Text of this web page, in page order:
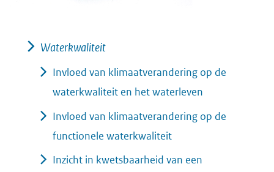
Waterkwaliteit
Invloed van klimaatverandering op de
waterkwaliteit en het waterleven
Invloed van klimaatverandering op de
functionele waterkwaliteit
Inzicht in kwetsbaarheid van een